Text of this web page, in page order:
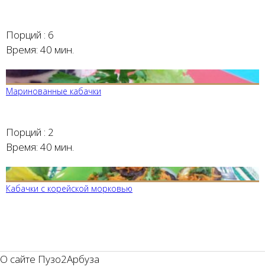
Порций : 6
Время: 40 мин.
Маринованные кабачки
Порций : 2
Время: 40 мин.
Кабачки с корейской морковью
О сайте Пузо2Арбуза